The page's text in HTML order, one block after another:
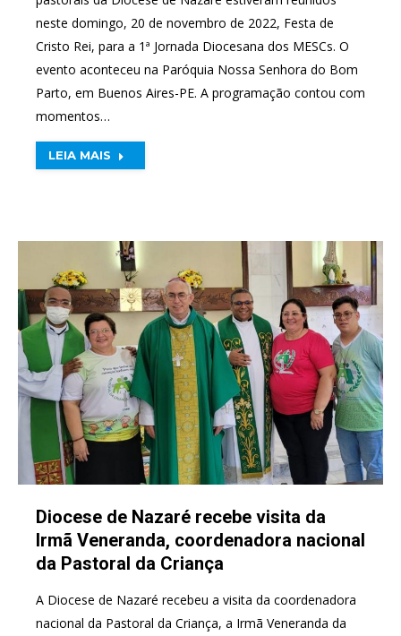
neste domingo, 20 de novembro de 2022, Festa de
Cristo Rei, para a 1ª Jornada Diocesana dos MESCs. O
evento aconteceu na Paróquia Nossa Senhora do Bom
Parto, em Buenos Aires-PE. A programação contou com
momentos…
LEIA MAIS
Diocese de Nazaré recebe visita da
Irmã Veneranda, coordenadora nacional
da Pastoral da Criança
A Diocese de Nazaré recebeu a visita da coordenadora
nacional da Pastoral da Criança, a Irmã Veneranda da